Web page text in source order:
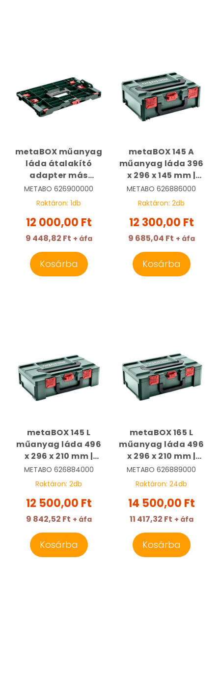
metaBOX műanyag
láda átalakító
adapter más
márkákhoz |
METABO
METABO 626900000
Raktáron: 1db
12 000,00 Ft
9 448,82 Ft + áfa
Kosárba
metaBOX 145 A
műanyag láda 396
x 296 x 145 mm |
METABO
626886000
METABO 626886000
Raktáron: 2db
12 300,00 Ft
9 685,04 Ft + áfa
Kosárba
metaBOX 145 L
műanyag láda 496
x 296 x 210 mm |
METABO
626884000
METABO 626884000
Raktáron: 2db
12 500,00 Ft
9 842,52 Ft + áfa
Kosárba
metaBOX 165 L
műanyag láda 496
x 296 x 210 mm |
METABO
626889000
METABO 626889000
Raktáron: 24db
14 500,00 Ft
11 417,32 Ft + áfa
Kosárba